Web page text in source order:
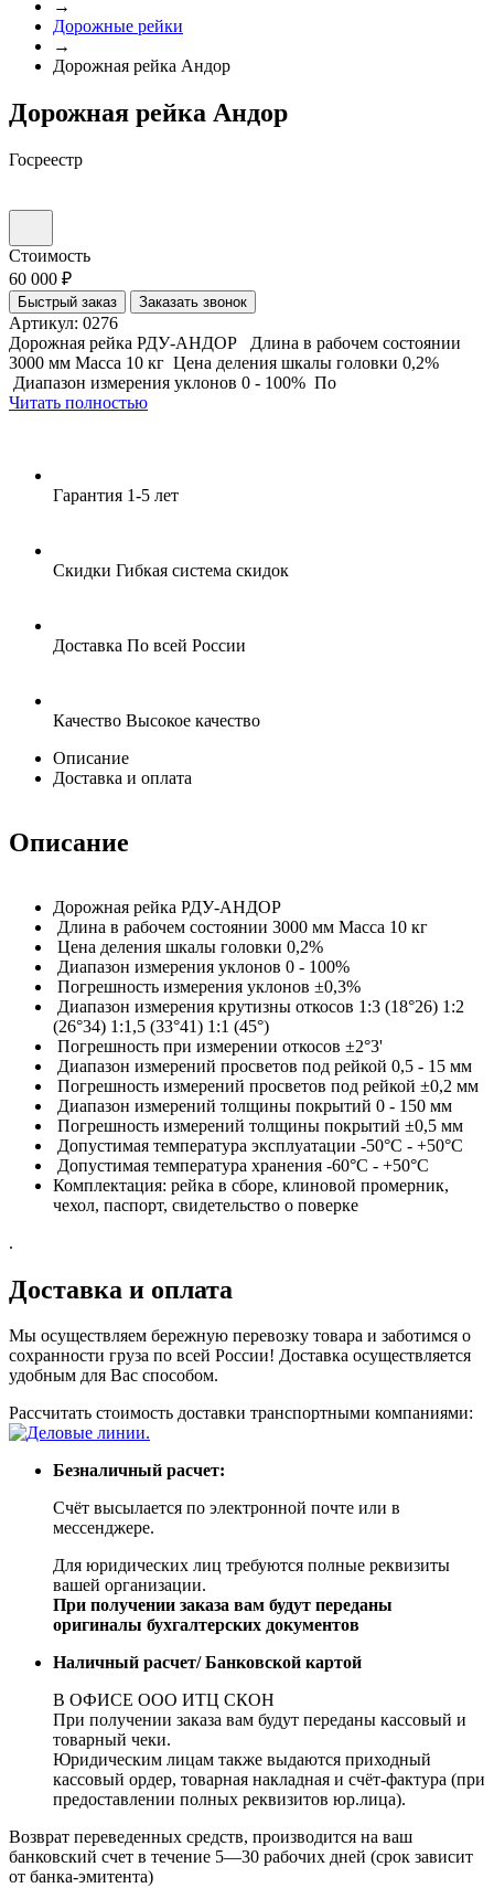
→
Дорожные рейки
→
Дорожная рейка Андор
Дорожная рейка Андор
Госреестр
Стоимость
60 000 ₽
Быстрый заказ Заказать звонок
Артикул: 0276
Дорожная рейка РДУ-АНДОР Длина в рабочем состоянии
3000 мм Масса 10 кг Цена деления шкалы головки 0,2%
Диапазон измерения уклонов 0 - 100% По
Читать полностью
Гарантия 1-5 лет
Скидки Гибкая система скидок
Доставка По всей России
Качество Высокое качество
Описание
Доставка и оплата
Описание
Дорожная рейка РДУ-АНДОР
Длина в рабочем состоянии 3000 мм Масса 10 кг
Цена деления шкалы головки 0,2%
Диапазон измерения уклонов 0 - 100%
Погрешность измерения уклонов ±0,3%
Диапазон измерения крутизны откосов 1:3 (18°26) 1:2
(26°34) 1:1,5 (33°41) 1:1 (45°)
Погрешность при измерении откосов ±2°3'
Диапазон измерений просветов под рейкой 0,5 - 15 мм
Погрешность измерений просветов под рейкой ±0,2 мм
Диапазон измерений толщины покрытий 0 - 150 мм
Погрешность измерений толщины покрытий ±0,5 мм
Допустимая температура эксплуатации -50°C - +50°C
Допустимая температура хранения -60°C - +50°C
Комплектация: рейка в сборе, клиновой промерник,
чехол, паспорт, свидетельство о поверке
.
Доставка и оплата
Мы осуществляем бережную перевозку товара и заботимся о
сохранности груза по всей России! Доставка осуществляется
удобным для Вас способом.
Рассчитать стоимость доставки транспортными компаниями:
Безналичный расчет:
Счёт высылается по электронной почте или в
мессенджере.
Для юридических лиц требуются полные реквизиты
вашей организации.
При получении заказа вам будут переданы
оригиналы бухгалтерских документов
Наличный расчет/ Банковской картой
В ОФИСЕ ООО ИТЦ СКОН
При получении заказа вам будут переданы кассовый и
товарный чеки.
Юридическим лицам также выдаются приходный
кассовый ордер, товарная накладная и счёт-фактура (при
предоставлении полных реквизитов юр.лица).
Возврат переведенных средств, производится на ваш
банковский счет в течение 5—30 рабочих дней (срок зависит
от банка-эмитента)